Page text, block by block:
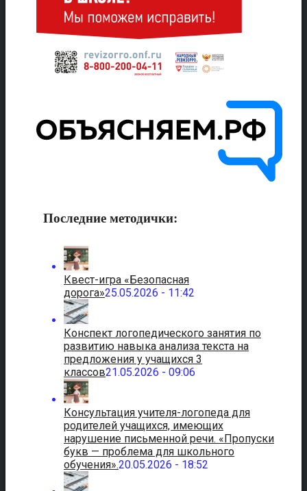
Последние методички:
Квест-игра «Безопасная
дорога»25.05.2026 - 11:42
Конспект логопедического занятия по
развитию навыка анализа текста на
предложения у учащихся 3
классов21.05.2026 - 09:06
Консультация учителя-логопеда для
родителей учащихся, имеющих
нарушение письменной речи. «Пропуски
букв — проблема для школьного
обучения».20.05.2026 - 18:52